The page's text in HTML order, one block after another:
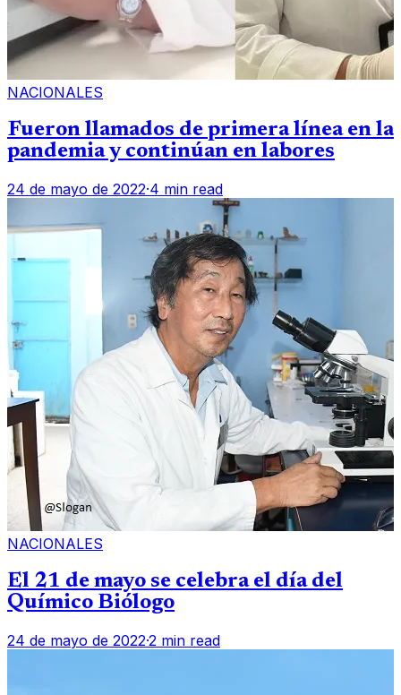
NACIONALES
Fueron llamados de primera línea en la
pandemia y continúan en labores
24 de mayo de 2022·4 min read
NACIONALES
El 21 de mayo se celebra el día del
Químico Biólogo
24 de mayo de 2022·2 min read